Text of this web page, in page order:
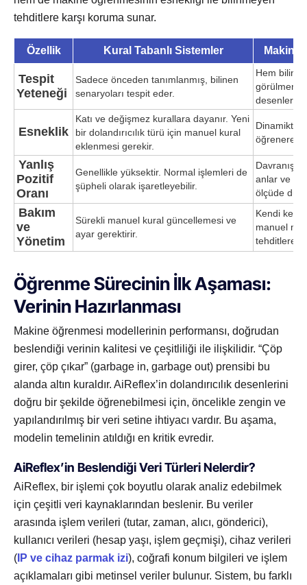
tehditlere karşı koruma sunar.
Özellik Kural Tabanlı Sistemler Makine
Tespit
Yeteneği
Sadece önceden tanımlanmış, bilinen
senaryoları tespit eder.
Hem
desenlerini
Esneklik
Katı ve değişmez kurallara dayanır. Yeni
bir dolandırıcılık türü için manuel kural
eklenmesi gerekir.
Dinamiktir
öğrenerek
Yanlış
Pozitif
Oranı
Genellikle yüksektir. Normal işlemleri de
şüpheli olarak işaretleyebilir.
anlar ve
ölçüde
Bakım
ve
Yönetim
Sürekli manuel kural güncellemesi ve
ayar gerektirir.
Kendi
manuel
tehditlere
Öğrenme Sürecinin İlk Aşaması:
Verinin Hazırlanması
Makine öğrenmesi modellerinin performansı, doğrudan
beslendiği verinin kalitesi ve çeşitliliği ile ilişkilidir. “Çöp
girer, çöp çıkar” (garbage in, garbage out) prensibi bu
alanda altın kuraldır. AiReflex’in dolandırıcılık desenlerini
doğru bir şekilde öğrenebilmesi için, öncelikle zengin ve
yapılandırılmış bir veri setine ihtiyacı vardır. Bu aşama,
modelin temelinin atıldığı en kritik evredir.
AiReflex’in Beslendiği Veri Türleri Nelerdir?
AiReflex, bir işlemi çok boyutlu olarak analiz edebilmek
için çeşitli veri kaynaklarından beslenir. Bu veriler
arasında işlem verileri (tutar, zaman, alıcı, gönderici),
kullanıcı verileri (hesap yaşı, işlem geçmişi), cihaz verileri
( IP ve cihaz parmak izi), coğrafi konum bilgileri ve işlem
açıklamaları gibi metinsel veriler bulunur. Sistem, bu farklı